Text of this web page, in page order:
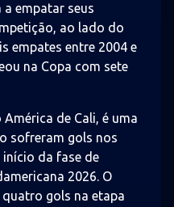
a empatar seus
ao lado do
empates entre 2004 e
na Copa com sete
de Cali, é uma
sofreram gols nos
da fase de
2026. O
gols na etapa